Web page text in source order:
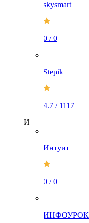
skysmart
0 /0
Stepik
4.7 / 1117
И
Интуит
0 /0
ИНФОУРОК